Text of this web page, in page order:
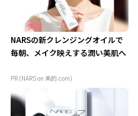
NARSの新クレンジングオイルで
毎朝、メイク映えする潤い美肌へ
PR (NARS on 美的.com)